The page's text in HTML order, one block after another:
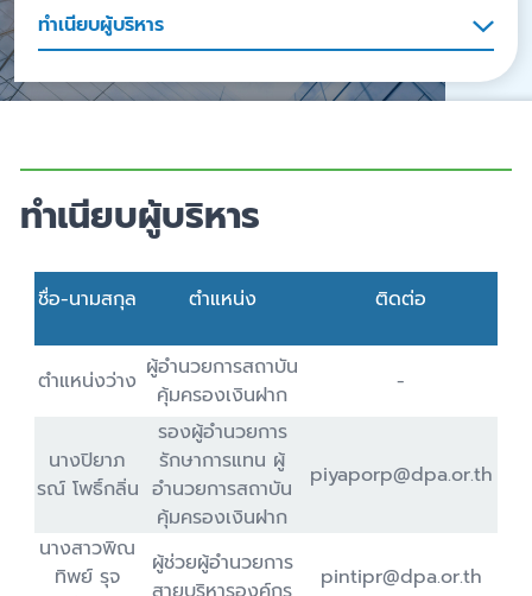
ทำเนียบผู้บริหาร
ทำเนียบผู้บริหาร
ชื่อ-นามสกุล ตำแหน่ง ติดต่อ
ตำแหน่งว่าง ผู้อำนวยการสถาบัน
คุ้มครองเงินฝาก
-
นางปิยาภ
รณ์ โพธิ์กลิ่น
รองผู้อำนวยการ
รักษาการแทน ผู้
อำนวยการสถาบัน
คุ้มครองเงินฝาก
piyaporp@dpa.or.th
นางสาวพิณ
ทิพย์ รุจ
ผู้ช่วยผู้อำนวยการ
pintipr@dpa.or.th